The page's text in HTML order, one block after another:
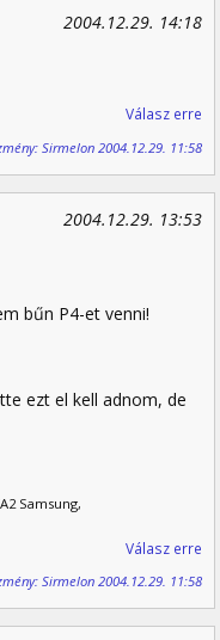
2004.12.29. 14:18
Válasz erre
Sirmelon 2004.12.29. 11:58
2004.12.29. 13:53
bűn P4-et venni!
ezt el kell adnom, de
Samsung,
Válasz erre
Sirmelon 2004.12.29. 11:58